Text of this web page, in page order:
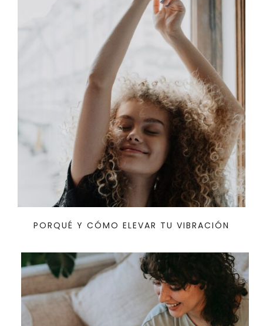
PORQUÉ Y CÓMO ELEVAR TU VIBRACIÓN